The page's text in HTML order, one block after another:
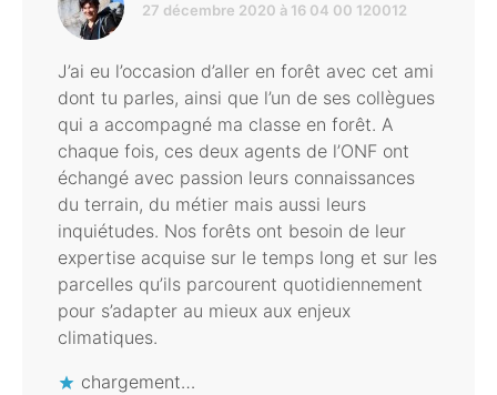
27 décembre 2020 à 16 04 00 120012
J’ai eu l’occasion d’aller en forêt avec cet ami
dont tu parles, ainsi que l’un de ses collègues
qui a accompagné ma classe en forêt. A
chaque fois, ces deux agents de l’ONF ont
échangé avec passion leurs connaissances
du terrain, du métier mais aussi leurs
inquiétudes. Nos forêts ont besoin de leur
expertise acquise sur le temps long et sur les
parcelles qu’ils parcourent quotidiennement
pour s’adapter au mieux aux enjeux
climatiques.
chargement…